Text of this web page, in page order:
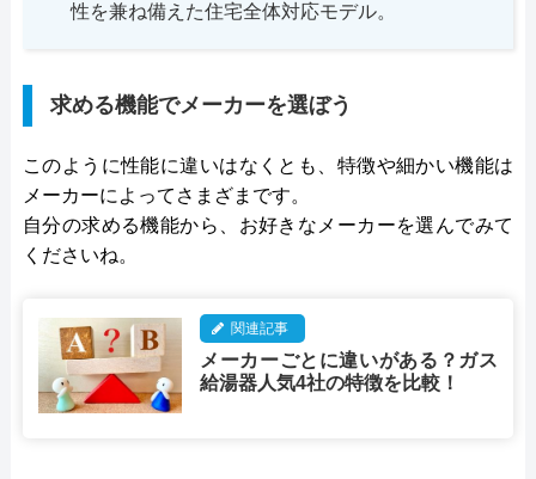
性を兼ね備えた住宅全体対応モデル。
求める機能でメーカーを選ぼう
このように性能に違いはなくとも、特徴や細かい機能は
メーカーによってさまざまです。
自分の求める機能から、お好きなメーカーを選んでみて
くださいね。
関連記事
メーカーごとに違いがある？ガス
給湯器人気4社の特徴を比較！